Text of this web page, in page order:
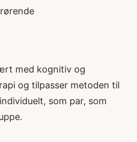
med kognitiv og
og tilpasser metoden til
som par, som